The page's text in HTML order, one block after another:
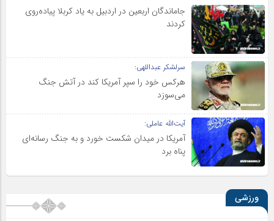
جاماندگان اربعین در اردبیل به یاد کربلا پیاده‌روی
کردند
سرلشکر عبداللهی:
هرکس خود را سپر آمریکا کند در آتش جنگ
می‌سوزد
آیت‌الله عاملی:
آمریکا در میدان شکست خورد و به جنگ رسانه‌ای
پناه برد
ورزشی